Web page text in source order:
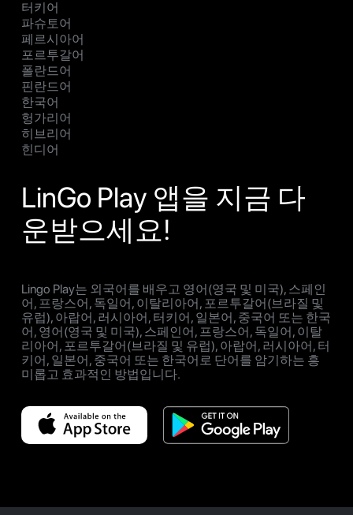
터키어
파슈토어
페르시아어
포르투갈어
폴란드어
핀란드어
한국어
헝가리어
히브리어
힌디어
LinGo Play 앱을 지금 다
운받으세요!
Lingo Play는 외국어를 배우고 영어(영국 및 미국), 스페인
어, 프랑스어, 독일어, 이탈리아어, 포르투갈어(브라질 및
유럽), 아랍어, 러시아어, 터키어, 일본어, 중국어 또는 한국
어, 영어(영국 및 미국), 스페인어, 프랑스어, 독일어, 이탈
리아어, 포르투갈어(브라질 및 유럽), 아랍어, 러시아어, 터
키어, 일본어, 중국어 또는 한국어로 단어를 암기하는 흥
미롭고 효과적인 방법입니다.